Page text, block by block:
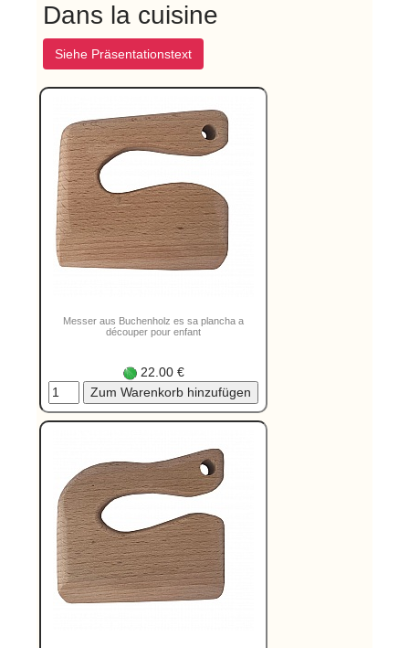
Dans la cuisine
Siehe Präsentationstext
Messer aus Buchenholz es sa plancha a
découper pour enfant
22.00 €